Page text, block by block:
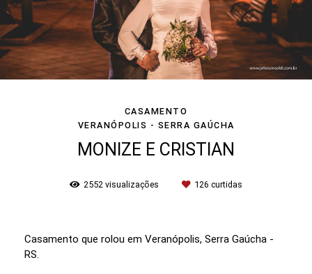
CASAMENTO
VERANÓPOLIS - SERRA GAÚCHA
MONIZE E CRISTIAN
2552 visualizações 126 curtidas
Casamento que rolou em Veranópolis, Serra Gaúcha -
RS.